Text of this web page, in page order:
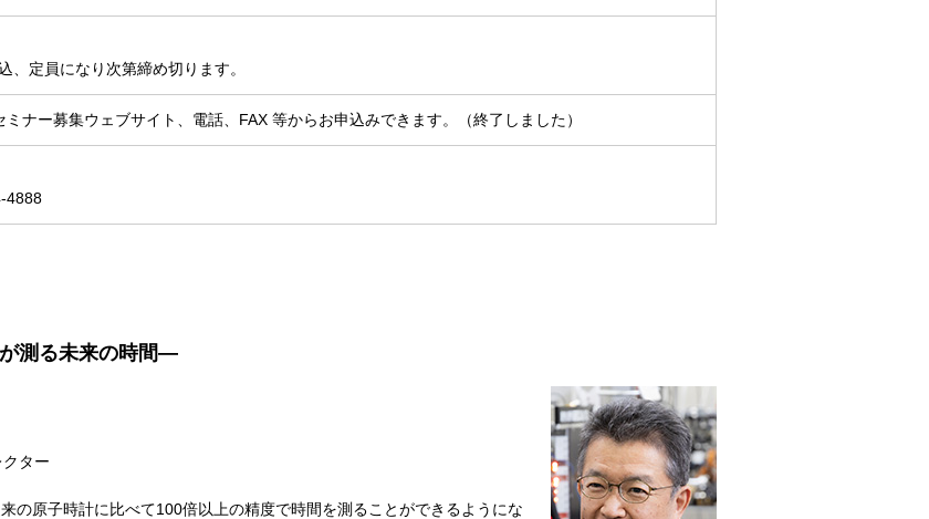
、定員になり次第締め切ります。
ナー募集ウェブサイト、電話、FAX 等からお申込みできます。（終了しました）
4888
測る未来の時間―
ター
の原子時計に比べて100倍以上の精度で時間を測ることができるようにな